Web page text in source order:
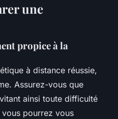
une
propice à la
à distance réussie,
Assurez-vous que
ainsi toute difficulté
pourrez vous